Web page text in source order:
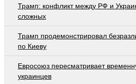
Трамп: конфликт между РФ и
сложных
Трамп продемонстрировал
по Киеву
Евросоюз пересматривает
украинцев